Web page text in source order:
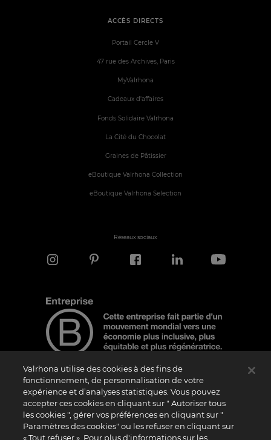
ACCÈS DIRECTS
Portail Cercle V
47 rue des Archives, Paris
MyValrhona
Cadeaux d'affaires
Fonds Solidaire Valrhona
La Cité du Chocolat
Graines de Pâtissier
eBoutique Valrhona Collection
eBoutique Valrhona Selection
Réseaux sociaux
Note d'information
Le logo “Certified B Corporation” est attribué par B Lab, une organisation privée à
but non lucratif, aux entreprises qui, comme la nôtre, ont réalisé avec succès le B
Impact Assessment (“BIA”) et répondent aux exigences de B Lab en matière de
performance sociale et environnementale, de responsabilité et de transparence. Il
Valrhona utilise des cookies à des fins de
fonctionnement, de personnalisation de votre
expérience et d’analyses statistiques. Vous pouvez
accepter ces cookies en cliquant sur " Autoriser tous
les cookies ", gérer vos préférences en cliquant sur "
Paramètres des cookies" ou les refuser en cliquant sur
« Tout refuser ». Pour plus d'informations sur les